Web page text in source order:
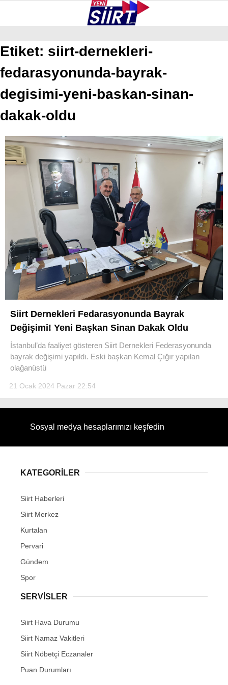
WhatsApp İhbar Hattı
Facebook
GALERİ VİDEO YAZARLAR
ERUH
PERVARI
ŞIRVAN
TILLO
GÜNDEM
NÖBETÇI ECZANELER
Etiket: siirt-dernekleri-
fedarasyonunda-bayrak-
degisimi-yeni-baskan-sinan-
dakak-oldu
Siirt Dernekleri Fedarasyonunda Bayrak
Değişimi! Yeni Başkan Sinan Dakak Oldu
İstanbul’da faaliyet gösteren Siirt Dernekleri Federasyonunda
bayrak değişimi yapıldı. Eski başkan Kemal Çığır yapılan
olağanüstü
21 Ocak 2024 Pazar 22:54
Sosyal medya hesaplarımızı keşfedin
KATEGORİLER
Siirt Haberleri
Siirt Merkez
Kurtalan
Pervari
Gündem
Spor
SERVİSLER
Siirt Hava Durumu
Siirt Namaz Vakitleri
Siirt Nöbetçi Eczanaler
Puan Durumları